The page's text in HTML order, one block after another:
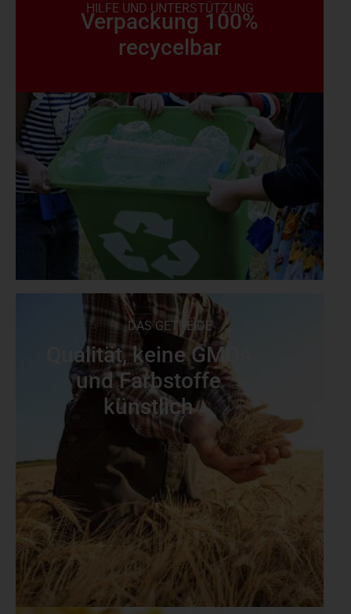
HILFE UND UNTERSTÜTZUNG
Verpackung 100%
recycelbar
DAS GETREIDE
Qualität, keine GMOs
und Farbstoffe
künstlich